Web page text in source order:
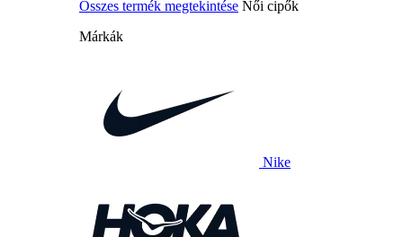
Összes termék megtekintése Női cipők
Márkák
Nike